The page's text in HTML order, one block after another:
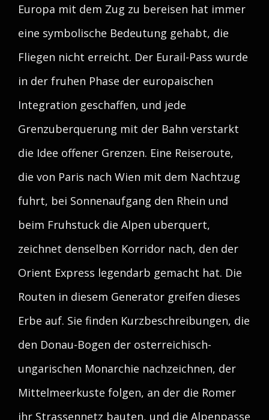
Europa mit dem Zug zu bereisen hat immer
eine symbolische Bedeutung gehabt, die
Fliegen nicht erreicht. Der Eurail-Pass wurde
in der fruhen Phase der europaischen
Integration geschaffen, und jede
Grenzuberquerung mit der Bahn verstarkt
die Idee offener Grenzen. Eine Reiseroute,
die von Paris nach Wien mit dem Nachtzug
fuhrt, bei Sonnenaufgang den Rhein und
beim Fruhstuck die Alpen uberquert,
zeichnet denselben Korridor nach, den der
Orient Express legendarb gemacht hat. Die
Routen in diesem Generator greifen dieses
Erbe auf. Sie finden Kurzbeschreibungen, die
den Donau-Bogen der osterreichisch-
ungarischen Monarchie nachzeichnen, der
Mittelmeerkuste folgen, an der die Romer
ihr Strassennetz bauten, und die Alpenpasse